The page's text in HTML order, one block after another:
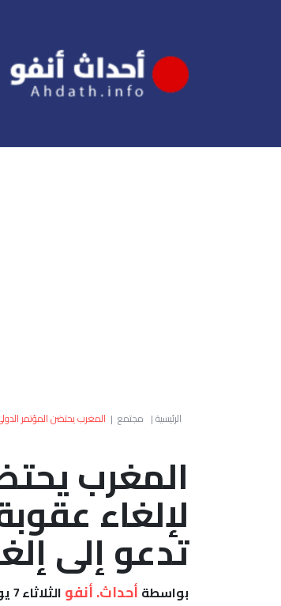
الرئيسية| مجتمع | المغرب يحتضن المؤتمر
المغرب
لإلغاء
تدعو إلى
بواسطة أحداث. أنفو الثلاثاء 7 يوليو, 2026 - 10:54